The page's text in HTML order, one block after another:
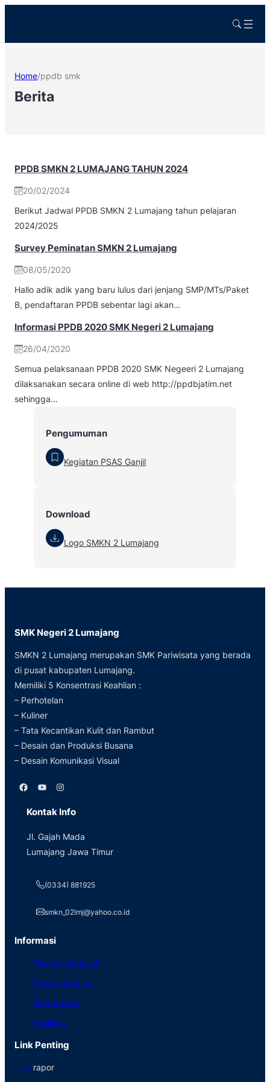
Home/ppdb smk
Berita
PPDB SMKN 2 LUMAJANG TAHUN 2024
20/02/2024
Berikut Jadwal PPDB SMKN 2 Lumajang tahun pelajaran
2024/2025
Survey Peminatan SMKN 2 Lumajang
08/05/2020
Hallo adik adik yang baru lulus dari jenjang SMP/MTs/Paket
B, pendaftaran PPDB sebentar lagi akan…
Informasi PPDB 2020 SMK Negeri 2 Lumajang
26/04/2020
Semua pelaksanaan PPDB 2020 SMK Negeeri 2 Lumajang
dilaksanakan secara online di web http://ppdbjatim.net
sehingga…
Pengumuman
Kegiatan PSAS Ganjil
Download
Logo SMKN 2 Lumajang
SMK Negeri 2 Lumajang
SMKN 2 Lumajang merupakan SMK Pariwisata yang berada
di pusat kabupaten Lumajang.
Memiliki 5 Konsentrasi Keahlian :
– Perhotelan
– Kuliner
– Tata Kecantikan Kulit dan Rambut
– Desain dan Produksi Busana
– Desain Komunikasi Visual
Facebook YouTube Instagram
Kontak Info
Jl. Gajah Mada
Lumajang Jawa Timur
(0334) 881925
smkn_02lmj@yahoo.co.id
Informasi
Tentang Sekolah
Ekstrakurikuler
Daftar Guru
Fasilitas
Link Penting
e–rapor